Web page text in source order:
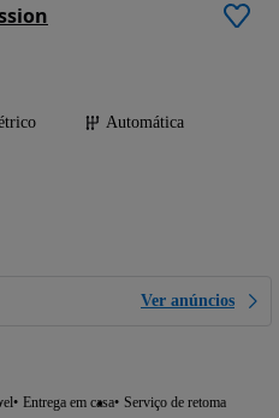
Automática
Ver anúncios
Entrega em casa Serviço de retoma